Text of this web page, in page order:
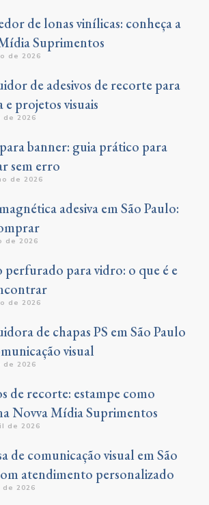
de lonas vinílicas: conheça a
Suprimentos
de 2026
de adesivos de recorte para
e projetos visuais
de 2026
banner: guia prático para
sem erro
de 2026
adesiva em São Paulo:
de 2026
perfurado para vidro: o que é e
de 2026
de chapas PS em São Paulo
visual
de 2026
de recorte: estampe como
Novva Mídia Suprimentos
de 2026
de comunicação visual em São
atendimento personalizado
2026